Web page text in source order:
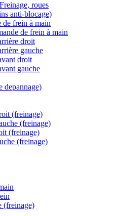
Freinage, roues
anti-blocage)
frein à main
de frein à main
droit
gauche
droit
gauche
depannage)
(freinage)
(freinage)
(freinage)
(freinage)
(freinage)